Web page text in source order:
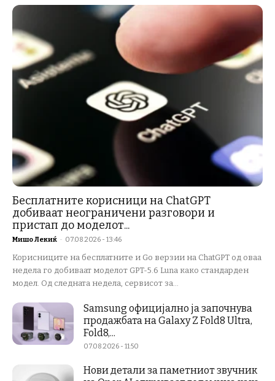
Бесплатните корисници на ChatGPT
добиваат неограничени разговори и
пристап до моделот...
Мишо Лекиќ - 07.08.2026 - 13:46
Корисниците на бесплатните и Go верзии на ChatGPT од оваа
недела го добиваат моделот GPT-5.6 Luna како стандарден
модел. Од следната недела, сервисот за...
Samsung официјално ја започнува
продажбата на Galaxy Z Fold8 Ultra,
Fold8,...
07.08.2026 - 11:50
Нови детали за паметниот звучник